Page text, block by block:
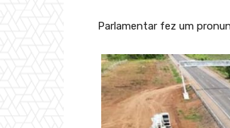
Parlamentar fez um